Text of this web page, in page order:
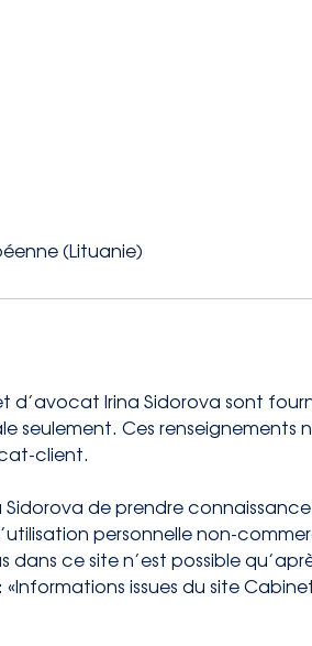
(Lituanie)
d’avocat Irina Sidorova sont
Ces renseignements
client.
de prendre
personnelle non-
ce site n’est possible
issues du site